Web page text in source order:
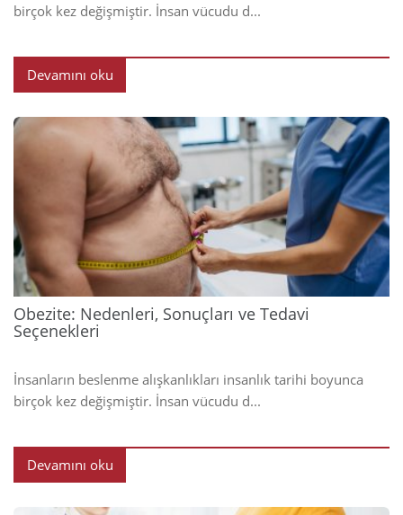
birçok kez değişmiştir. İnsan vücudu d...
Devamını oku
2025
Obezite: Nedenleri, Sonuçları ve Tedavi
Seçenekleri
İnsanların beslenme alışkanlıkları insanlık tarihi boyunca
birçok kez değişmiştir. İnsan vücudu d...
Devamını oku